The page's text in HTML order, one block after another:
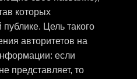
которых
Цель такого
авторитетов на
если
представляет, то